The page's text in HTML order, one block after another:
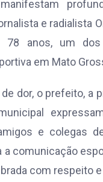
e radialista
78 anos, um
em Mato
dor, o prefeito, a
e colegas
a comunicação
com respeito